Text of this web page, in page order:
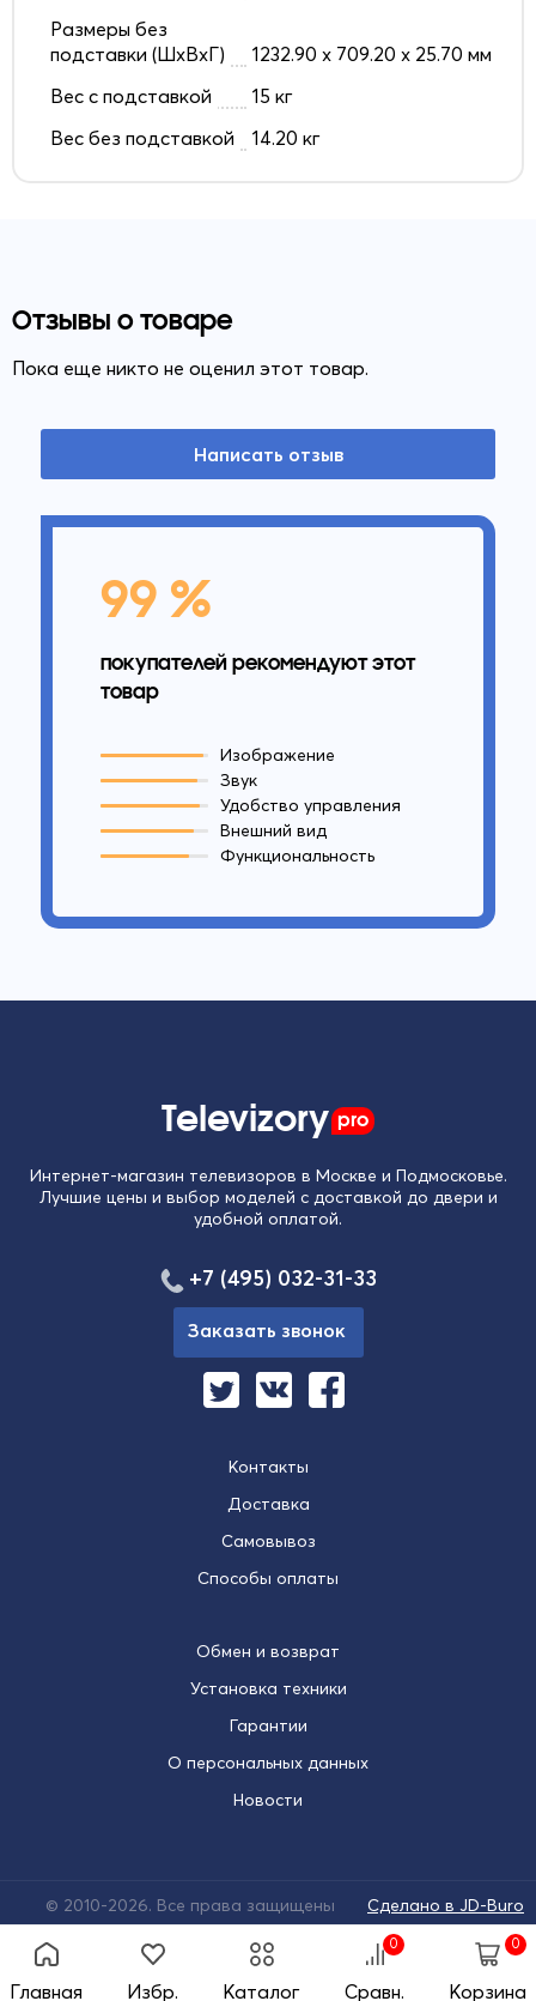
Главная Избр. Каталог Сравн.
0
Корзина
0
Размеры без
подставки (ШxВxГ)
1232.90 x 709.20 x 25.70 мм
Вес с подставкой
15 кг
Вес без подставкой
14.20 кг
Отзывы о товаре
Пока еще никто не оценил этот товар.
Написать отзыв
99 %
покупателей рекомендуют этот
товар
Изображение
Звук
Удобство управления
Внешний вид
Функциональность
Televizory pro
Интернет-магазин телевизоров в Москве и Подмосковье.
Лучшие цены и выбор моделей с доставкой до двери и
удобной оплатой.
Контакты
Доставка
Самовывоз
Способы оплаты
Обмен и возврат
Установка техники
Гарантии
О персональных данных
Новости
+7 (495) 032-31-33
Заказать звонок
© 2010-2026. Все права защищены Сделано в JD-Buro